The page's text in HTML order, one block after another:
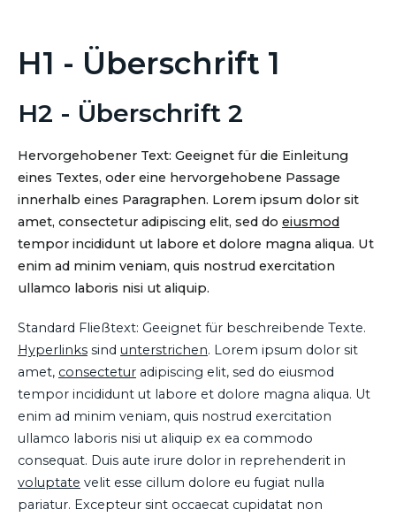
H1 - Überschrift 1
H2 - Überschrift 2
Hervorgehobener Text: Geeignet für die Einleitung
eines Textes, oder eine hervorgehobene Passage
innerhalb eines Paragraphen. Lorem ipsum dolor sit
amet, consectetur adipiscing elit, sed do eiusmod
tempor incididunt ut labore et dolore magna aliqua. Ut
enim ad minim veniam, quis nostrud exercitation
ullamco laboris nisi ut aliquip.
Standard Fließtext: Geeignet für beschreibende Texte.
Hyperlinks sind unterstrichen. Lorem ipsum dolor sit
amet, consectetur adipiscing elit, sed do eiusmod
tempor incididunt ut labore et dolore magna aliqua. Ut
enim ad minim veniam, quis nostrud exercitation
ullamco laboris nisi ut aliquip ex ea commodo
consequat. Duis aute irure dolor in reprehenderit in
voluptate velit esse cillum dolore eu fugiat nulla
pariatur. Excepteur sint occaecat cupidatat non